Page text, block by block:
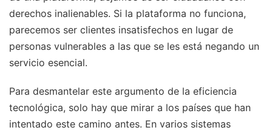
derechos inalienables. Si la plataforma no funciona,
parecemos ser clientes insatisfechos en lugar de
personas vulnerables a las que se les está negando un
servicio esencial.
Para desmantelar este argumento de la eficiencia
tecnológica, solo hay que mirar a los países que han
intentado este camino antes. En varios sistemas